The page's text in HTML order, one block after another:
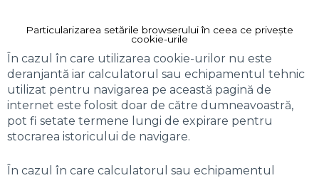
Particularizarea setările browserului în ceea ce privește
cookie-urile
În cazul în care utilizarea cookie-urilor nu este
deranjantă iar calculatorul sau echipamentul tehnic
utilizat pentru navigarea pe această pagină de
internet este folosit doar de către dumneavoastră,
pot fi setate termene lungi de expirare pentru
stocrarea istoricului de navigare.
În cazul în care calculatorul sau echipamentul